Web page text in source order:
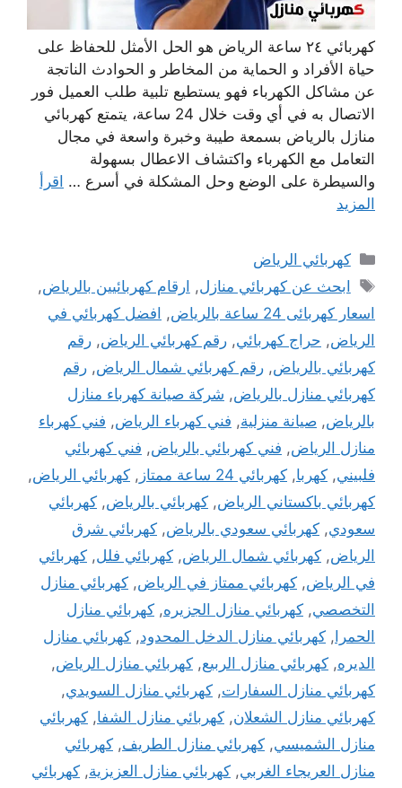
كهربائي ٢٤ ساعة الرياض هو الحل الأمثل للحفاظ على
حياة الأفراد و الحماية من المخاطر و الحوادث الناتجة
عن مشاكل الكهرباء فهو يستطيع تلبية طلب العميل فور
الاتصال به في أي وقت خلال 24 ساعة، يتمتع كهربائي
منازل بالرياض بسمعة طيبة وخبرة واسعة في مجال
التعامل مع الكهرباء واكتشاف الاعطال بسهولة
والسيطرة على الوضع وحل المشكلة في أسرع … اقرأ
المزيد
التصنيفات
كهربائي الرياض
الوسوم
ابحث عن كهربائي منازل, ارقام كهربائيين ‫بالرياض‬
,
اسعار كهربائى 24 ساعة بالرياض
, افضل كهربائي في
الرياض, حراج كهربائي, رقم كهربائي الرياض, رقم
كهربائي بالرياض, رقم كهربائي شمال الرياض, رقم
كهربائي منازل بالرياض, شركة صيانة كهرباء منازل
بالرياض, صيانة منزلية, فني كهرباء الرياض, فني كهرباء
منازل الرياض, فني كهربائي بالرياض, فني كهربائي
فلبيني, كهربا, كهربائي 24 ساعة ممتاز , كهربائي الرياض,
كهربائي باكستاني الرياض, كهربائي بالرياض, كهربائي
سعودي, كهربائي سعودي بالرياض, كهربائي شرق
الرياض, كهربائي شمال الرياض, كهربائي فلل, كهربائي
في الرياض, كهربائي ممتاز في الرياض, كهربائي منازل
التخصصي, كهربائي منازل الجزيره, كهربائي منازل
الحمرا , كهربائي منازل الدخل المحدود, كهربائي منازل
الديره, كهربائي منازل الربيع, كهربائي منازل الرياض,
كهربائي منازل السفارات, كهربائي منازل السويدي,
كهربائي منازل الشعلان, كهربائي منازل الشفا, كهربائي
منازل الشميسي, كهربائي منازل الطريف, كهربائي
منازل العريجاء الغربي, كهربائي منازل العزيزية, كهربائي